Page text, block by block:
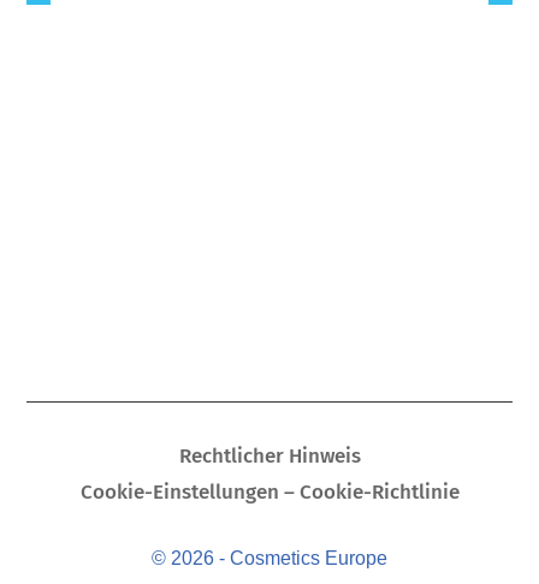
Rechtlicher Hinweis
Cookie-Einstellungen – Cookie-Richtlinie
© 2026 - Cosmetics Europe